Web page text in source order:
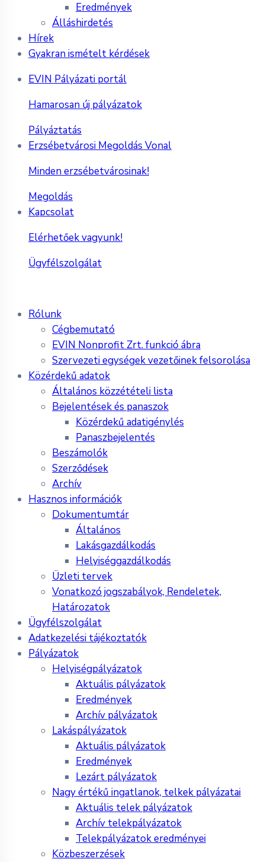
Eredmények
Álláshirdetés
Hírek
Gyakran ismételt kérdések
EVIN Pályázati portál
Hamarosan új pályázatok
Pályáztatás
Erzsébetvárosi Megoldás Vonal
Minden erzsébetvárosinak!
Megoldás
Kapcsolat
Elérhetőek vagyunk!
Ügyfélszolgálat
Rólunk
Cégbemutató
EVIN Nonprofit Zrt. funkció ábra
Szervezeti egységek vezetőinek felsorolása
Közérdekű adatok
Általános közzétételi lista
Bejelentések és panaszok
Közérdekű adatigénylés
Panaszbejelentés
Beszámolók
Szerződések
Archív
Hasznos információk
Dokumentumtár
Általános
Lakásgazdálkodás
Helyiséggazdálkodás
Üzleti tervek
Vonatkozó jogszabályok, Rendeletek,
Határozatok
Ügyfélszolgálat
Adatkezelési tájékoztatók
Pályázatok
Helyiségpályázatok
Aktuális pályázatok
Eredmények
Archív pályázatok
Lakáspályázatok
Aktuális pályázatok
Eredmények
Lezárt pályázatok
Nagy értékű ingatlanok, telkek pályázatai
Aktuális telek pályázatok
Archív telekpályázatok
Telekpályázatok eredményei
Közbeszerzések